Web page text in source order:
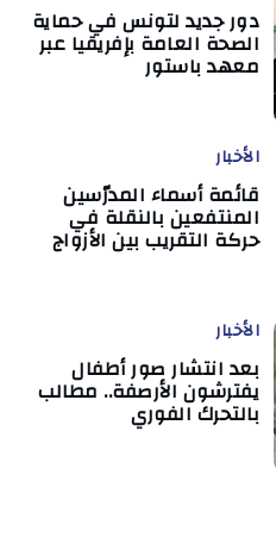
دور جديد لتونس في حماية
الصحة العامة بإفريقيا عبر
معهد باستور
الأخبار
قائمة أسماء المدرّسين
المنتفعين بالنقلة في
حركة التقريب بين الأزواج
الأخبار
بعد انتشار صور أطفال
يفترشون الأرصفة.. مطالب
بالتحرك الفوري